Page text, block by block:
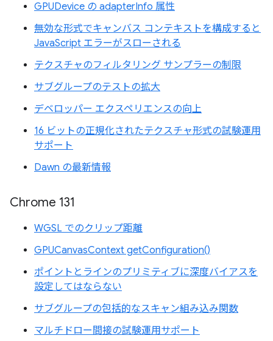
GPUDevice の adapterInfo 属性
無効な形式でキャンバス コンテキストを構成すると
JavaScript エラーがスローされる
テクスチャのフィルタリング サンプラーの制限
サブグループのテストの拡大
デベロッパー エクスペリエンスの向上
16 ビットの正規化されたテクスチャ形式の試験運用
サポート
Dawn の最新情報
Chrome 131
WGSL でのクリップ距離
GPUCanvasContext getConfiguration()
ポイントとラインのプリミティブに深度バイアスを
設定してはならない
サブグループの包括的なスキャン組み込み関数
マルチドロー間接の試験運用サポート